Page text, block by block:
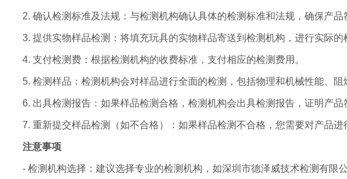
2. 确认检测标准及法规：与检测机构确认具体的检测标准和法规，确保产品
3. 提供实物样品检测：将填充玩具的实物样品寄送到检测机构，进行实际的
4. 支付检测费：根据检测机构的收费标准，支付相应的检测费用。
5. 检测样品：检测机构会对样品进行全面的检测，包括物理和机械性能、
6. 出具检测报告：如果样品检测合格，检测机构会出具检测报告，证明产品
7. 重新提交样品检测（如不合格）：如果样品检测不合格，您需要对产品进
注意事项
- 检测机构选择：建议选择专业的检测机构，如深圳市德泽威技术检测有限